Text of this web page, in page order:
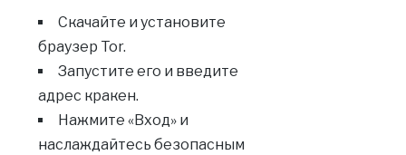
Скачайте и установите
браузер Tor.
Запустите его и введите
адрес кракен.
Нажмите «Вход» и
наслаждайтесь безопасным